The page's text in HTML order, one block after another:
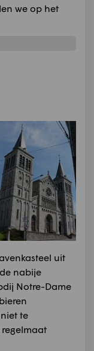
we op het
uit
nabije
Notre-Dame
te
regelmaat